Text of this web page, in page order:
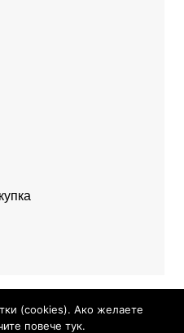
(cookies). Ако желаете
повече тук.